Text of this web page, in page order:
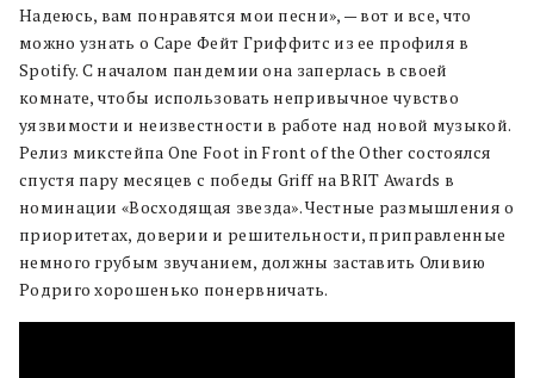
Надеюсь, вам понравятся мои песни», — вот и все, что
можно узнать о Саре Фейт Гриффитс из ее профиля в
Spotify. С началом пандемии она заперлась в своей
комнате, чтобы использовать непривычное чувство
уязвимости и неизвестности в работе над новой музыкой.
Релиз микстейпа One Foot in Front of the Other состоялся
спустя пару месяцев с победы Griff на BRIT Awards в
номинации «Восходящая звезда». Честные размышления о
приоритетах, доверии и решительности, приправленные
немного грубым звучанием, должны заставить Оливию
Родриго хорошенько понервничать.